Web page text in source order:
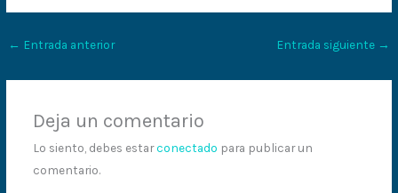
← Entrada anterior Entrada siguiente →
Deja un comentario
Lo siento, debes estarconectado para publicar un
comentario.